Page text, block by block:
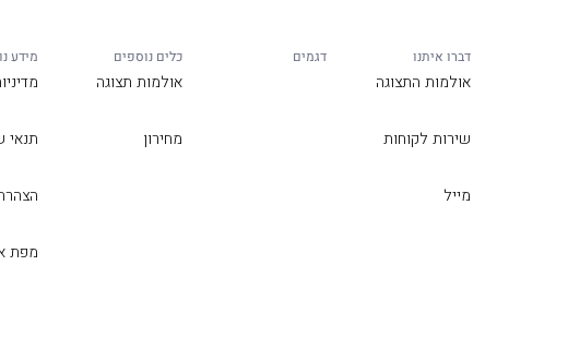
דברו איתנו
אולמות התצוגה
שירות לקוחות
מייל
דגמים כלים נוספים
אולמות תצוגה
מחירון
מידע
תנאי
מפת